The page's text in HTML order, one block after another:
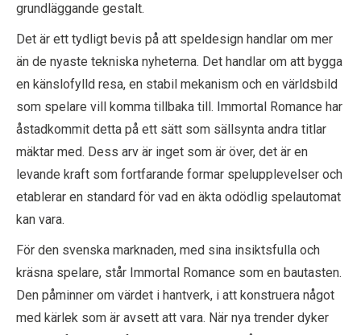
grundläggande gestalt.
Det är ett tydligt bevis på att speldesign handlar om mer
än de nyaste tekniska nyheterna. Det handlar om att bygga
en känslofylld resa, en stabil mekanism och en världsbild
som spelare vill komma tillbaka till. Immortal Romance har
åstadkommit detta på ett sätt som sällsynta andra titlar
mäktar med. Dess arv är inget som är över, det är en
levande kraft som fortfarande formar spelupplevelser och
etablerar en standard för vad en äkta odödlig spelautomat
kan vara.
För den svenska marknaden, med sina insiktsfulla och
kräsna spelare, står Immortal Romance som en bautasten.
Den påminner om värdet i hantverk, i att konstruera något
med kärlek som är avsett att vara. När nya trender dyker